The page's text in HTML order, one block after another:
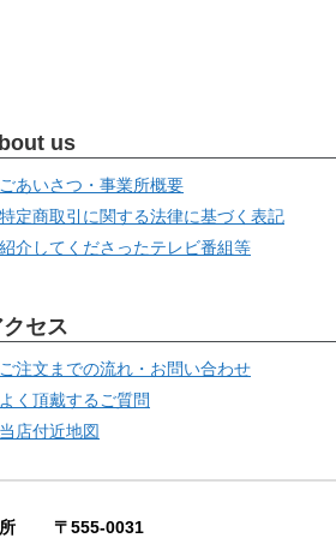
us
ごあいさつ・事業所概要
特定商取引に関する法律に基づく表記
紹介してくださったテレビ番組等
セス
ご注文までの流れ・お問い合わせ
よく頂戴するご質問
当店付近地図
所 〒555-0031